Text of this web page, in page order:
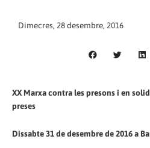
Dimecres, 28 desembre, 2016
XX Marxa contra les presons i en
preses
Dissabte 31 de desembre de 2016 a